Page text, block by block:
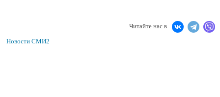
Читайте нас в
Новости СМИ2